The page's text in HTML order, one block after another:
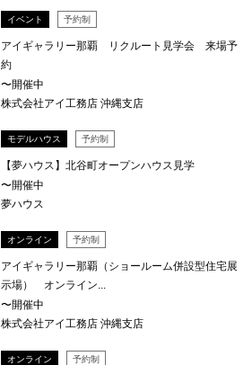
イベント 予約制
アイギャラリー那覇 リクルート見学会 来場予
約
〜開催中
株式会社アイ工務店 沖縄支店
モデルハウス 予約制
【夢ハウス】北谷町オープンハウス見学
〜開催中
夢ハウス
オンライン 予約制
アイギャラリー那覇（ショールーム併設型住宅展
示場） オンライン...
〜開催中
株式会社アイ工務店 沖縄支店
オンライン 予約制